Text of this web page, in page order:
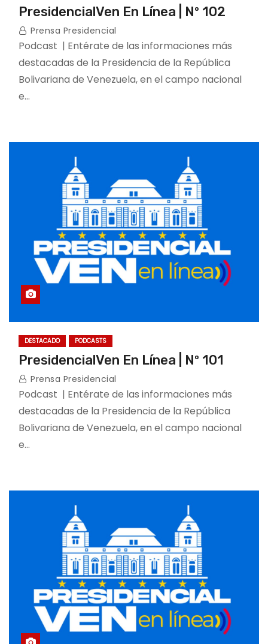
PresidencialVen En Línea | Nº 102
Prensa Presidencial
Podcast | Entérate de las informaciones más
destacadas de la Presidencia de la República
Bolivariana de Venezuela, en el campo nacional
e…
DESTACADO PODCASTS
PresidencialVen En Línea | Nº 101
Prensa Presidencial
Podcast | Entérate de las informaciones más
destacadas de la Presidencia de la República
Bolivariana de Venezuela, en el campo nacional
e…